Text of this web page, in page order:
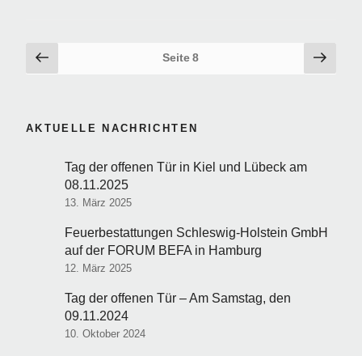
Seitennummerierung
der
Vorherige
Seite
Seite8
Seite
AKTUELLE NACHRICHTEN
Tag der offenen Tür in Kiel und Lübeck am
08.11.2025
13. März 2025
Feuerbestattungen Schleswig-Holstein GmbH
auf der FORUM BEFA in Hamburg
12. März 2025
Tag der offenen Tür – Am Samstag, den
09.11.2024
10. Oktober 2024